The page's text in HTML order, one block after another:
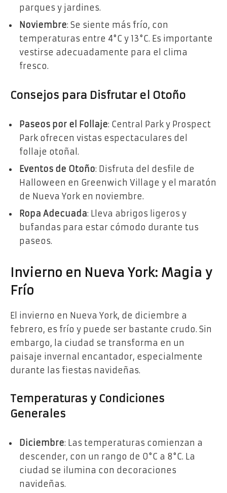
parques y jardines.
Noviembre: Se siente más frío, con
temperaturas entre 4°C y 13°C. Es importante
vestirse adecuadamente para el clima
fresco.
Consejos para Disfrutar el Otoño
Paseos por el Follaje: Central Park y Prospect
Park ofrecen vistas espectaculares del
follaje otoñal.
Eventos de Otoño: Disfruta del desfile de
Halloween en Greenwich Village y el maratón
de Nueva York en noviembre.
Ropa Adecuada: Lleva abrigos ligeros y
bufandas para estar cómodo durante tus
paseos.
Invierno en Nueva York: Magia y
Frío
El invierno en Nueva York, de diciembre a
febrero, es frío y puede ser bastante crudo. Sin
embargo, la ciudad se transforma en un
paisaje invernal encantador, especialmente
durante las fiestas navideñas.
Temperaturas y Condiciones
Generales
Diciembre: Las temperaturas comienzan a
descender, con un rango de 0°C a 8°C. La
ciudad se ilumina con decoraciones
navideñas.